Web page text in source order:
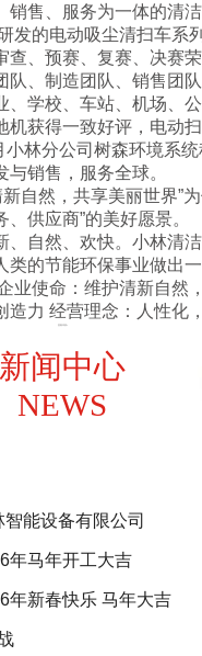
销售、服务为一体的清
的电动吸尘清扫车系
查、预赛、复赛、决赛
队、制造团队、销售团
、学校、车站、机场、
机获得一致好评，电动
林分公司树森环境系
与销售，服务全球。
自然，共享美丽世界”
、供应商”的美好愿
、自然、欢快。小林清
环保事业做出一份贡献。
价值观：勇气 责任 信任感 国际化 创造
新闻中心
NEWS
能设备有限公司
年马年开工大吉
济宁小林智能科技有限公司｜2026年新春快乐 马年大吉